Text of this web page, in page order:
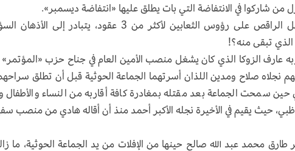
من شاركوا في الانتفاضة التي بات يطلق عليها «انتفاضة ديسمبر».
اليوم بعد 3 سنوات من مقتل الراقص على رؤوس الثعابين لأكثر من 3
تبقى منه؟!
عارف الزوكا الذي كان يشغل منصب الأمين العام في جناح حزب
نجلاه صلاح ومدين اللذان أسرتهما الجماعة الحوثية قبل أن تطلق
سمحت الجماعة بعد مقتله بمغادرة كافة أقاربه من النساء والأطفال
حيث يقيم في الأخيرة نجله الأكبر أحمد منذ أن أقاله هادي من منصب
طارق محمد عبد الله صالح حينها من الإفلات من يد الجماعة الحوثية، ما